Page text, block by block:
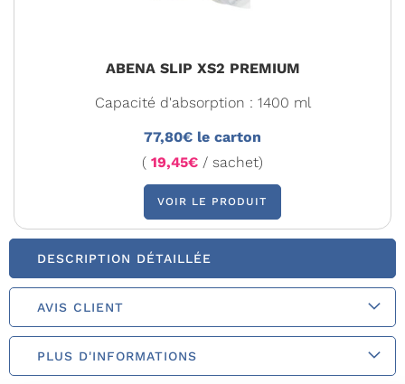
ABENA SLIP XS2 PREMIUM
Capacité d'absorption : 1400 ml
77,80€ le carton
( 19,45€ / sachet)
VOIR LE PRODUIT
DESCRIPTION DÉTAILLÉE
AVIS CLIENT
PLUS D'INFORMATIONS